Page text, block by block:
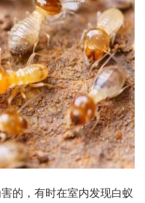
的，有时在室内发现白蚁